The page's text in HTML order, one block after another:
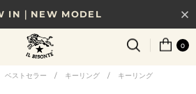
IN｜NEW MODEL
｜税込11,000円以上で送料無料
から選べる、新しいギフトガイド
0
ベストセラー / キーリング / キーリング